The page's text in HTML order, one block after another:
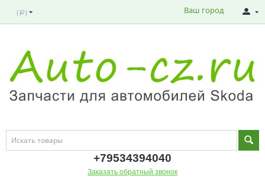
( Р ) Ваш город
+79534394040
Заказать обратный звонок